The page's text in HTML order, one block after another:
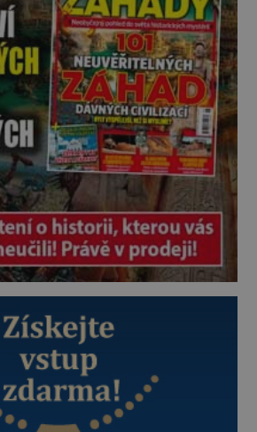
byl jen životem unavený a drogou
ovládaný muž? Marcus Aurelius byl
zastáncem stoicismu, učení, […]